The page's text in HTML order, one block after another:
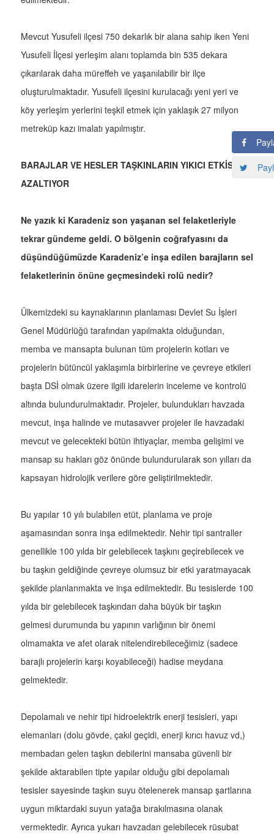
Mevcut Yusufeli ilçesi 750 dekarlık bir alana sahip iken Yeni
Yusufeli İlçesi yerleşim alanı toplamda bin 535 dekara
çıkarılarak daha müreffeh ve yaşanılabilir bir ilçe
oluşturulmaktadır. Yusufeli ilçesini kurulacağı yeni yeri ve
köy yerleşim yerlerini teşkil etmek için yaklaşık 27 milyon
metreküp kazı imalatı yapılmıştır.
BARAJLAR VE HESLER TAŞKINLARIN YIKICI ETKİSİNİ
AZALTIYOR
Ne yazık ki Karadeniz son yaşanan sel felaketleriyle
tekrar gündeme geldi. O bölgenin coğrafyasını da
düşündüğümüzde Karadeniz’e inşa edilen barajların sel
felaketlerinin önüne geçmesindeki rolü nedir?
Ülkemizdeki su kaynaklarının planlaması Devlet Su İşleri
Genel Müdürlüğü tarafından yapılmakta olduğundan,
memba ve mansapta bulunan tüm projelerin kotları ve
projelerin bütüncül yaklaşımla birbirlerine ve çevreye etkileri
başta DSİ olmak üzere ilgili idarelerin inceleme ve kontrolü
altında bulundurulmaktadır. Projeler, bulundukları havzada
mevcut, inşa halinde ve mutasavver projeler ile havzadaki
mevcut ve gelecekteki bütün ihtiyaçlar, memba gelişimi ve
mansap su hakları göz önünde bulundurularak son yılları da
kapsayan hidrolojik verilere göre geliştirilmektedir.
Bu yapılar 10 yılı bulabilen etüt, planlama ve proje
aşamasından sonra inşa edilmektedir. Nehir tipi santraller
genellikle 100 yılda bir gelebilecek taşkını geçirebilecek ve
bu taşkın geldiğinde çevreye olumsuz bir etki yaratmayacak
şekilde planlanmakta ve inşa edilmektedir. Bu tesislerde 100
yılda bir gelebilecek taşkından daha büyük bir taşkın
gelmesi durumunda bu yapının varlığının bir önemi
olmamakta ve afet olarak nitelendirebileceğimiz (sadece
barajlı projelerin karşı koyabileceği) hadise meydana
gelmektedir.
Depolamalı ve nehir tipi hidroelektrik enerji tesisleri, yapı
elemanları (dolu gövde, çakıl geçidi, enerji kırıcı havuz vd,)
membadan gelen taşkın debilerini mansaba güvenli bir
şekilde aktarabilen tipte yapılar olduğu gibi depolamalı
tesisler sayesinde taşkın suyu ötelenerek mansap şartlarına
uygun miktardaki suyun yatağa bırakılmasına olanak
vermektedir. Ayrıca yukarı havzadan gelebilecek rüsubat